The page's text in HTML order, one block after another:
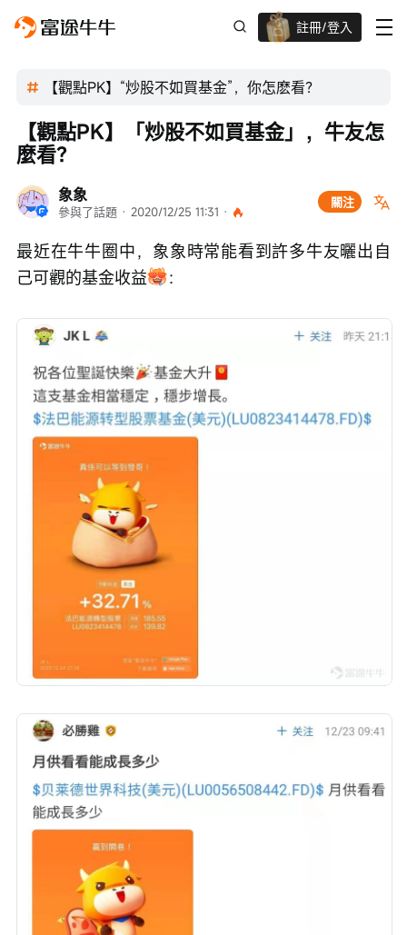
註冊/登入
迎新驚喜賞 股票/BTC等任你揀!
【觀點PK】“炒股不如買基金”，你怎麽看？
象象
參與了話題 · 2020/12/25 11:31 ·
關注
【觀點PK】「炒股不如買基金」，牛友怎
麼看？
最近在牛牛圈中，象象時常能看到許多牛友曬出自
己可觀的基金收益
：